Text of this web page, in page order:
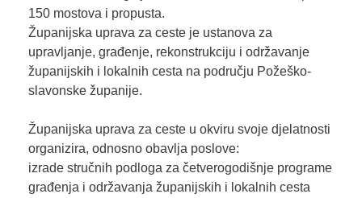
150 mostova i propusta.
Županijska uprava za ceste je ustanova za
upravljanje, građenje, rekonstrukciju i održavanje
županijskih i lokalnih cesta na području Požeško-
slavonske županije.
Županijska uprava za ceste u okviru svoje djelatnosti
organizira, odnosno obavlja poslove:
izrade stručnih podloga za četverogodišnje programe
građenja i održavanja županijskih i lokalnih cesta